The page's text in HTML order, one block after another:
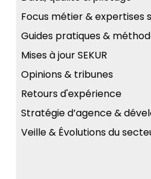
Focus métier & expertises
Guides pratiques &
Mises à jour SEKUR
Opinions & tribunes
Retours d'expérience
Stratégie d’agence &
Veille & Évolutions du